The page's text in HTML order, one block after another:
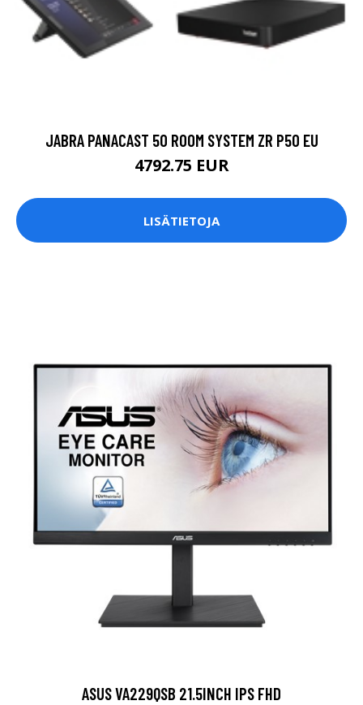
JABRA PANACAST 50 ROOM SYSTEM ZR P50 EU
4792.75 EUR
LISÄTIETOJA
ASUS VA229QSB 21.5INCH IPS FHD